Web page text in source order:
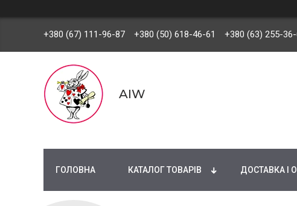
+380 (67) 111-96-87 +380 (50) 618-46-61 +380 (63) 255-
AIW
ГОЛОВНА КАТАЛОГ ТОВАРІВ ДОСТАВКА І